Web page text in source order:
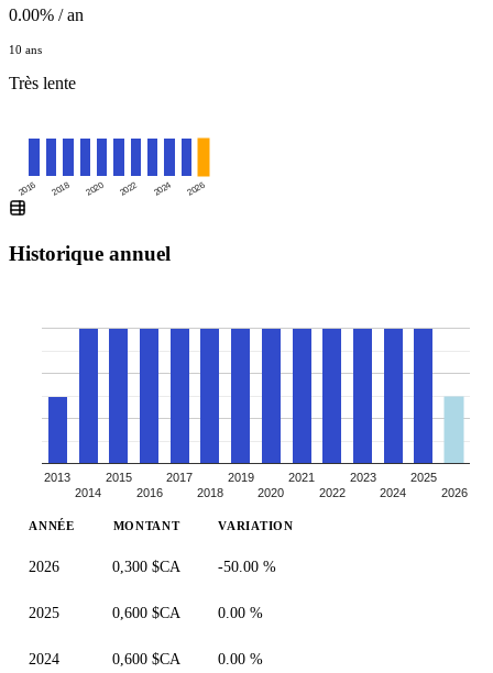
0.00% / an
10 ans
Très lente
2016 2018 2020 2022 2024 2026
Historique annuel
2013
2014
2015
2016
2017
2018
2019
2020
2021
2022
2023
2024
2025
2026
ANNÉE MONTANT VARIATION
2026 0,300 $CA -50.00 %
2025 0,600 $CA 0.00 %
2024 0,600 $CA 0.00 %